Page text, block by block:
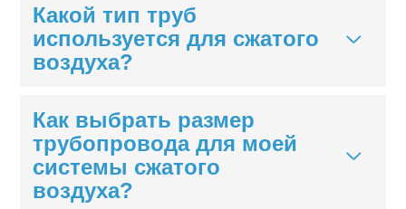
Какой тип труб
используется для сжатого
воздуха?
Как выбрать размер
трубопровода для моей
системы сжатого
воздуха?